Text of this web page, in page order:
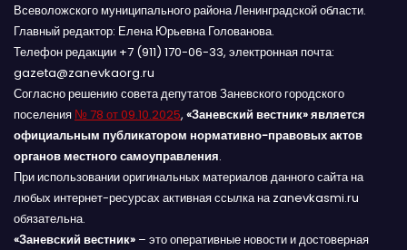
Всеволожского муниципального района Ленинградской области.
Главный редактор: Елена Юрьевна Голованова.
Телефон редакции +7 (911) 170-06-33, электронная почта:
gazeta@zanevkaorg.ru
Согласно решению совета депутатов Заневского городского
поселения № 78 от 09.10.2025, «Заневский вестник» является
официальным публикатором нормативно-правовых актов
органов местного самоуправления.
При использовании оригинальных материалов данного сайта на
любых интернет-ресурсах активная ссылка на zanevkasmi.ru
обязательна.
«Заневский вестник» – это оперативные новости и достоверная